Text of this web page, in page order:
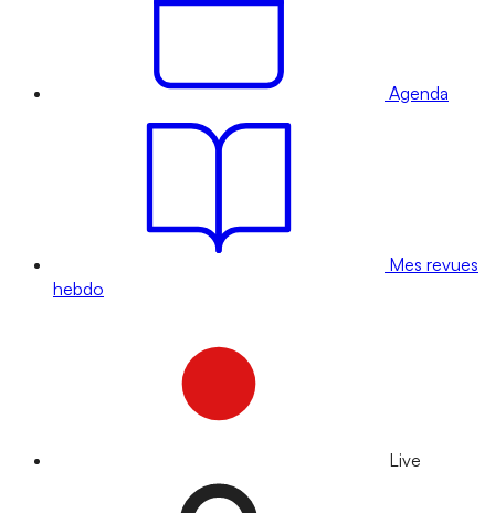
Agenda
Mes revues
hebdo
Live